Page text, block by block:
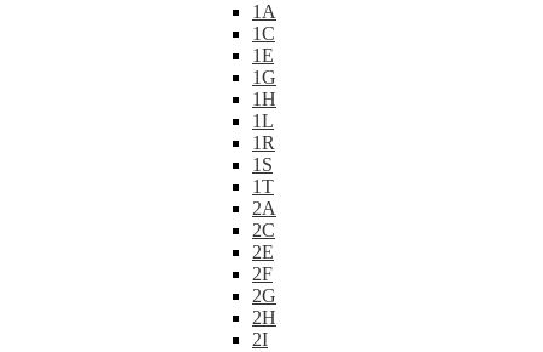
1A
1C
1E
1G
1H
1L
1R
1S
1T
2A
2C
2E
2F
2G
2H
2I